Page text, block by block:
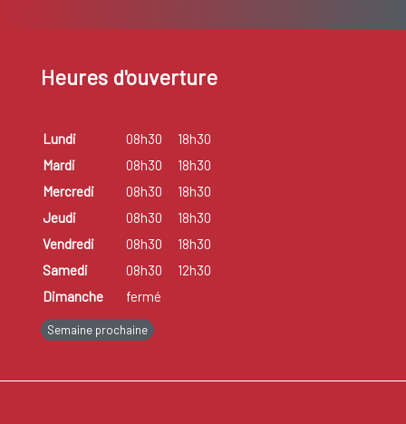
Heures d'ouverture
Lundi 08h30
18h30
Mardi
08h30
18h30
Mercredi
08h30
18h30
Jeudi
08h30
18h30
Vendredi
08h30
18h30
Samedi
08h30
12h30
Dimanche
fermé
Semaine prochaine